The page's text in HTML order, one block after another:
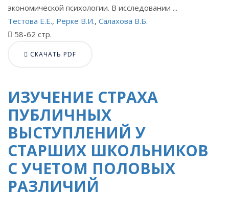
экономической психологии. В исследовании ...
Тестова Е.Е., Рерке В.И., Салахова В.Б.
58-62 стр.
СКАЧАТЬ PDF
ИЗУЧЕНИЕ СТРАХА
ПУБЛИЧНЫХ
ВЫСТУПЛЕНИЙ У
СТАРШИХ ШКОЛЬНИКОВ
С УЧЕТОМ ПОЛОВЫХ
РАЗЛИЧИЙ